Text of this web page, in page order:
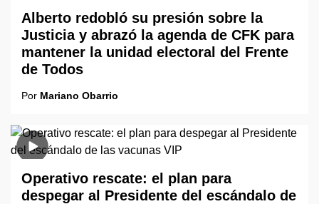
Alberto redobló su presión sobre la
Justicia y abrazó la agenda de CFK para
mantener la unidad electoral del Frente
de Todos
Por Mariano Obarrio
Operativo rescate: el plan para
despegar al Presidente del escándalo de